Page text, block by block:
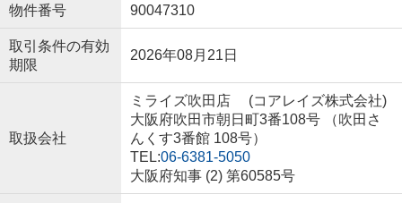
物件番号 90047310
取引条件の有効
期限
2026年08月21日
取扱会社
ミライズ吹田店 (コアレイズ株式会社)
大阪府吹田市朝日町3番108号 （吹田さ
んくす3番館 108号）
TEL:06-6381-5050
大阪府知事 (2) 第60585号